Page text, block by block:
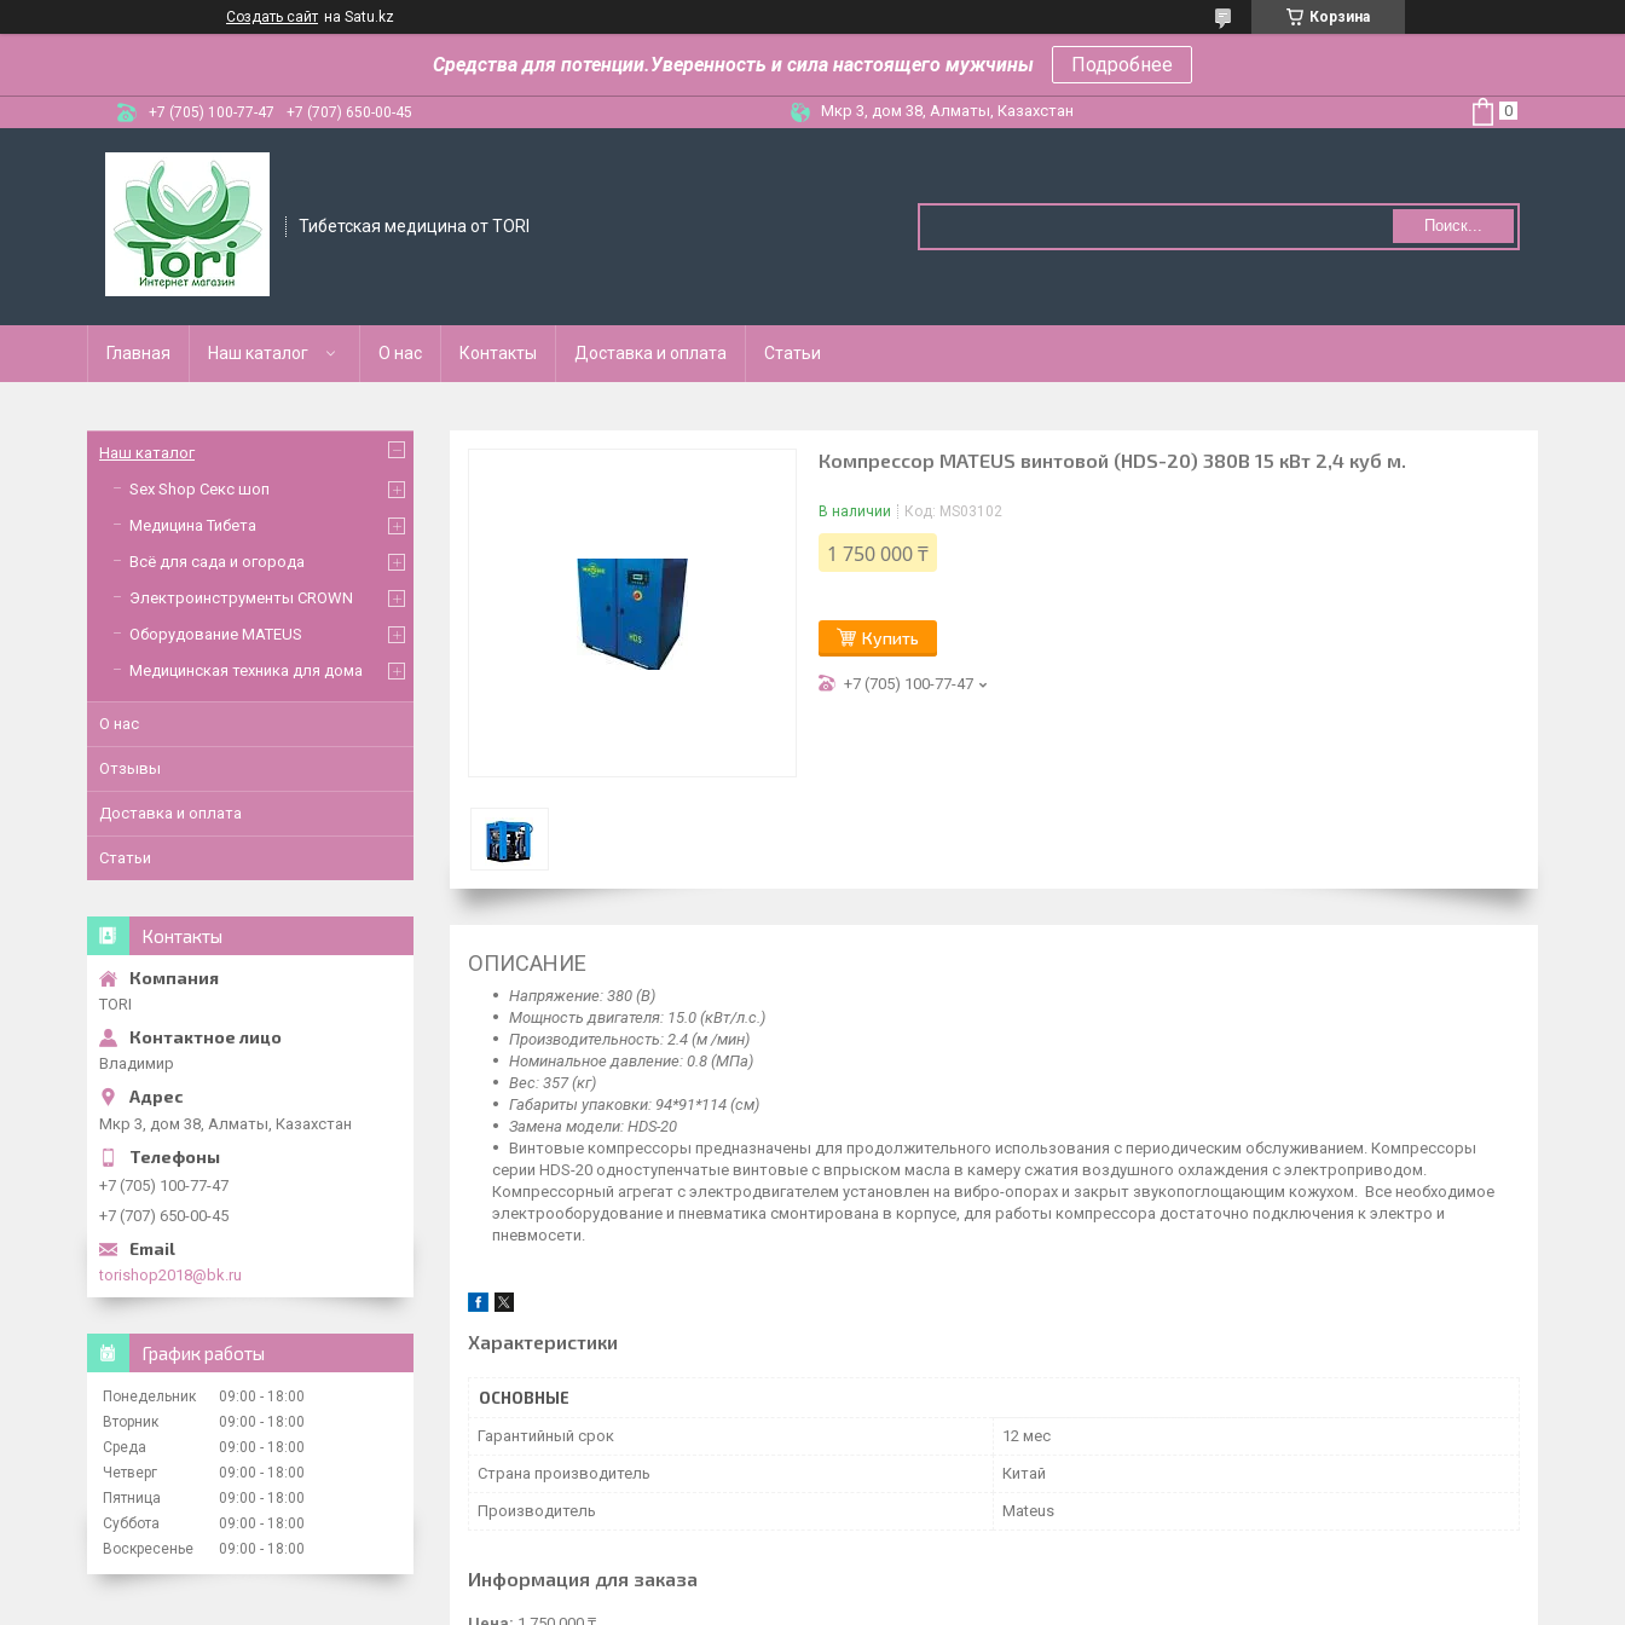
Создать сайт на Satu.kz Корзина
Средства для потенции.Уверенность и сила настоящего мужчины Подробнее
+7 (705) 100-77-47 +7 (707) 650-00-45 Мкр 3, дом 38, Алматы, Казахстан
Тибетская медицина от TORI Поиск...
Главная Наш каталог О нас Контакты Доставка и оплата Статьи
Компрессор MATEUS винтовой (HDS-20) 380В 15 кВт 2,4 куб м.
В наличии Код: MS03102
1 750 000 ₸
Купить
+7 (705) 100-77-47
ОПИСАНИЕ
Напряжение: 380 (В)
Мощность двигателя: 15.0 (кВт/л.с.)
Производительность: 2.4 (м /мин)
Номинальное давление: 0.8 (МПа)
Вес: 357 (кг)
Габариты упаковки: 94*91*114 (см)
Замена модели: HDS-20
Винтовые компрессоры предназначены для продолжительного использования с периодическим обслуживанием. Компрессоры
серии HDS-20 одноступенчатые винтовые с впрыском масла в камеру сжатия воздушного охлаждения с электроприводом.
Компрессорный агрегат с электродвигателем установлен на вибро-опорах и закрыт звукопоглощающим кожухом. Все необходимое
электрооборудование и пневматика смонтирована в корпусе, для работы компрессора достаточно подключения к электро и
пневмосети.
Характеристики
ОСНОВНЫЕ
Гарантийный срок 12 мес
Страна производитель Китай
Производитель Mateus
Информация для заказа
Наш каталог
Sex Shop Секс шоп
Медицина Тибета
Всё для сада и огорода
Электроинструменты CROWN
Оборудование MATEUS
Медицинская техника для дома
О нас
Отзывы
Доставка и оплата
Статьи
Контакты
TORI
Владимир
Мкр 3, дом 38, Алматы, Казахстан
+7 (705) 100-77-47
+7 (707) 650-00-45
torishop2018@bk.ru
График работы
Понедельник 09:00
18:00
Вторник
09:00
18:00
Среда
09:00
18:00
Четверг
09:00
18:00
Пятница
09:00
18:00
Суббота
09:00
18:00
Воскресенье
09:00 18:00